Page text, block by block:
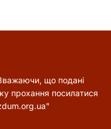
що подані
прохання посилатися